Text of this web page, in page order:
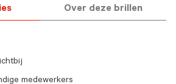
Over deze brillen
medewerkers